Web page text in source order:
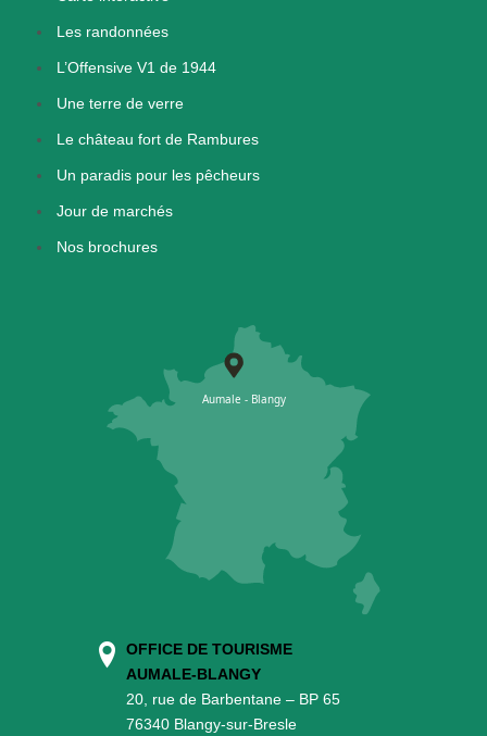
Les randonnées
L’Offensive V1 de 1944
Une terre de verre
Le château fort de Rambures
Un paradis pour les pêcheurs
Jour de marchés
Nos brochures
OFFICE DE TOURISME
AUMALE-BLANGY
20, rue de Barbentane – BP 65
76340 Blangy-sur-Bresle